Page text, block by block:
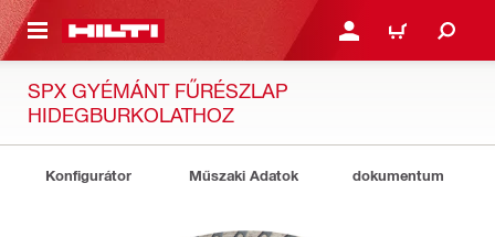
TARTALOMRA BEJELENTKEZÉS VAGY
KOSÁR
SPX GYÉMÁNT FŰRÉSZLAP
HIDEGBURKOLATHOZ
Konfigurátor Műszaki Adatok dokumentum